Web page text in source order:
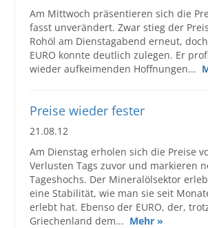
Am Mittwoch präsentieren sich die
fasst unverändert. Zwar stieg der
Rohöl am Dienstagabend erneut,
EURO konnte deutlich zulegen. Er
wieder aufkeimenden Hoffnungen...
Preise wieder fester
21.08.12
Am Dienstag erholen sich die Preise
Verlusten Tags zuvor und markieren
Tageshochs. Der Mineralölsektor
eine Stabilität, wie man sie seit
erlebt hat. Ebenso der EURO, der,
Griechenland dem... Mehr »